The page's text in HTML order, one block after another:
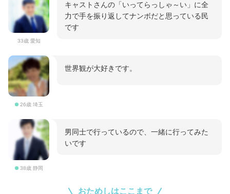
33歳 愛知
キャストさんの「いってらっしゃ～い」に全
力で手を振り返してナンボだと思っている民
です
26歳 埼玉
世界観が大好きです。
38歳 静岡
男同士で行っているので、一緒に行ってみた
いです
おためしはここまで